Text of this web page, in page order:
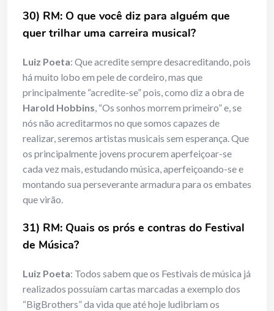
30) RM: O que você diz para alguém que
quer trilhar uma carreira musical?
Luiz Poeta: Que acredite sempre desacreditando, pois
há muito lobo em pele de cordeiro, mas que
principalmente “acredite-se” pois, como diz a obra de
Harold Hobbins, “Os sonhos morrem primeiro” e, se
nós não acreditarmos no que somos capazes de
realizar, seremos artistas musicais sem esperança. Que
os principalmente jovens procurem aperfeiçoar-se
cada vez mais, estudando música, aperfeiçoando-se e
montando sua perseverante armadura para os embates
que virão.
31) RM: Quais os prós e contras do Festival
de Música?
Luiz Poeta: Todos sabem que os Festivais de música já
realizados possuíam cartas marcadas a exemplo dos
“BigBrothers” da vida que até hoje ludibriam os